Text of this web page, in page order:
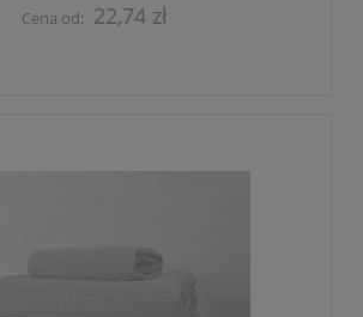
Cena od: 22,74 zł